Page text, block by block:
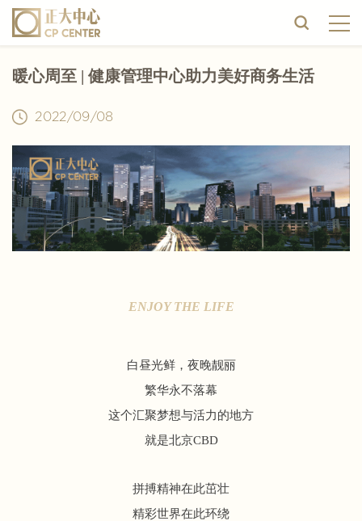
暖心周至 | 健康管理中心助力美好商务生活
2022/09/08
ENJOY THE LIFE
白昼光鲜，夜晚靓丽
繁华永不落幕
这个汇聚梦想与活力的地方
就是北京CBD
拼搏精神在此茁壮
精彩世界在此环绕